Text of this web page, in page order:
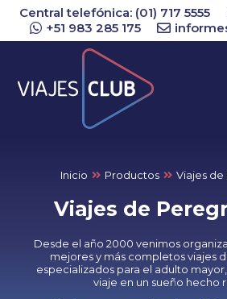
Central telefónica: (01) 717 5555
+51 983 285 175
Inicio Productos Viajes
Viajes de
Desde el año 2000 venimos
mejores y más completos viajes
especializados para el adulto
viaje en un sueño hecho